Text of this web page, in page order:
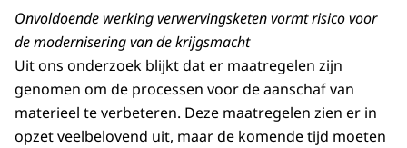
Onvoldoende werking verwervingsketen vormt risico voor
de modernisering van de krijgsmacht
Uit ons onderzoek blijkt dat er maatregelen zijn
genomen om de processen voor de aanschaf van
materieel te verbeteren. Deze maatregelen zien er in
opzet veelbelovend uit, maar de komende tijd moeten